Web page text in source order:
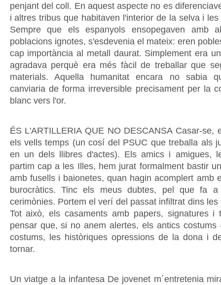
penjant del coll. En aquest aspecte no es
i altres tribus que habitaven l'interior de la selva i
Sempre que els espanyols ensopegaven amb
poblacions ignotes, s'esdevenia el mateix: eren
cap importància al metall daurat. Simplement era
agradava perquè era més fàcil de treballar que
materials. Aquella humanitat encara no sabia
canviaria de forma irreversible precisament per la
blanc vers l'or.
ÉS L'ARTILLERIA QUE NO DESCANSA Casar-se,
els vells temps (un cosí del PSUC que treballa als
en un dels llibres d'actes). Els amics i amigues,
partim cap a les Illes, hem jurat formalment bastir
amb fusells i baionetes, quan hagin acomplert amb
burocràtics. Tinc els meus dubtes, pel que fa
cerimònies. Portem el verí del passat infiltrat dins
Tot això, els casaments amb papers, signatures i
pensar que, si no anem alertes, els antics
costums, les històriques opressions de la dona i
tornar.
Un viatge a la infantesa De jovenet m´entretenia